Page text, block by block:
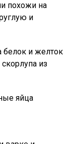
похожи на
и
белок и желток
из
яйца